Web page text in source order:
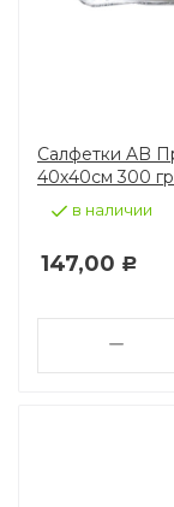
Салфетки AB
40х40см 300
в наличии
147,00 Р